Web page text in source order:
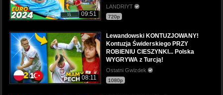
09:51
LANDRIYT
720p
08:11
Lewandowski KONTUZJOWANY!
Kontuzja Świderskiego PRZY
ROBIENIU CIESZYNKI... Polska
WYGRYWA z Turcją!
Ostatni Gwizdek
1080p